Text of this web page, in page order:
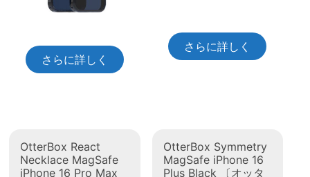
さらに詳しく
さらに詳しく
OtterBox React
Necklace MagSafe
iPhone 16 Pro Max
OtterBox Symmetry
MagSafe iPhone 16
Plus Black 〔オッタ